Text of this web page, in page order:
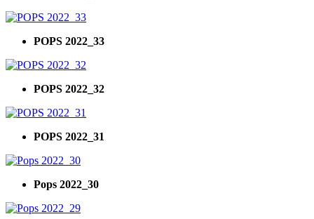
POPS 2022_33
POPS 2022_32
POPS 2022_31
Pops 2022_30